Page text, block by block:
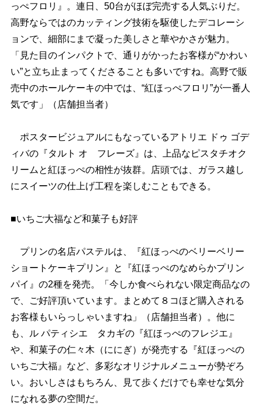
っぺフロリ』。連日、50台がほぼ完売する人気ぶりだ。
高野ならではのカッティング技術を駆使したデコレーシ
ョンで、細部にまで凝った美しさと華やかさが魅力。
「見た目のインパクトで、通りがかったお客様が“かわい
い”と立ち止まってくださることも多いですね。高野で販
売中のホールケーキの中では、“紅ほっぺフロリ”が一番人
気です」（店舗担当者）
ポスタービジュアルにもなっているアトリエ ドゥ ゴデ
ィバの『タルト オ フレーズ』は、上品なピスタチオク
リームと紅ほっぺの相性が抜群。店頭では、ガラス越し
にスイーツの仕上げ工程を楽しむこともできる。
■いちご大福など和菓子も好評
プリンの名店パステルは、『紅ほっぺのベリーベリー
ショートケーキプリン』と『紅ほっぺのなめらかプリン
パイ』の2種を発売。「今しか食べられない限定商品なの
で、ご好評頂いています。まとめて８コほど購入される
お客様もいらっしゃいますね」（店舗担当者）。他に
も、ル パティシエ タカギの『紅ほっぺのフレジエ』
、和菓子の仁々木（ににぎ）が発売する『紅ほっぺの
いちご大福』など、多彩なオリジナルメニューが勢ぞろ
い。おいしさはもちろん、見て歩くだけでも幸せな気分
になれる夢の空間だ。